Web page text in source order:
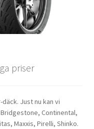
priser
Just nu kan vi
Continental,
Maxxis, Pirelli, Shinko.